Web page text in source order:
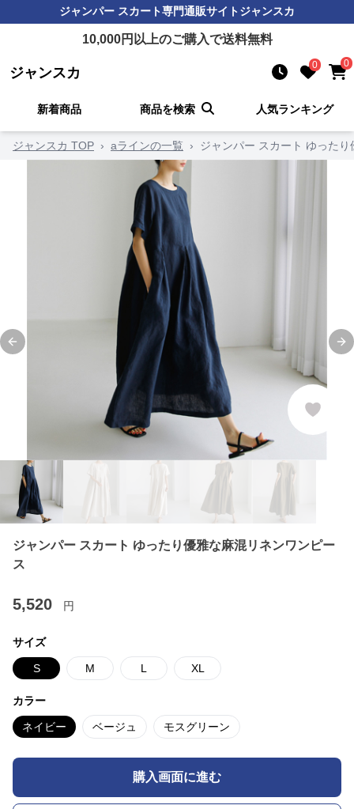
ジャンパー スカート専門通販サイトジャンスカ
10,000円以上のご購入で送料無料
ジャンスカ 0 0
新着商品 商品を検索 人気ランキング
ジャンスカ TOP › aラインの一覧 › ジャンパー スカート ゆった
Previous slide
ジャンパー スカート ゆったり優雅な麻混リネンワンピー
ス
5,520 円
サイズ
S M L XL
カラー
ネイビー ベージュ モスグリーン
購入画面に進む